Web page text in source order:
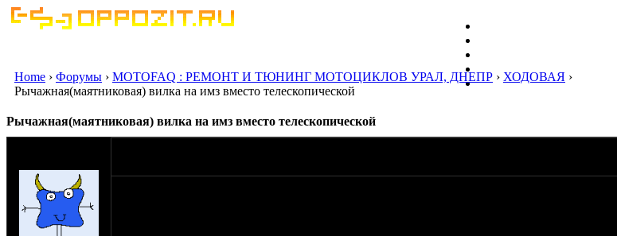
Home › Форумы › MOTOFAQ : РЕМОНТ И ТЮНИНГ МОТОЦИКЛОВ УРАЛ, ДНЕПР › ХОДОВАЯ ›
Рычажная(маятниковая) вилка на имз вместо телескопической
Рычажная(маятниковая) вилка на имз вместо телескопической